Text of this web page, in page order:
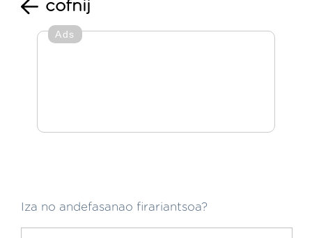
cofnij
Ads
Iza no andefasanao firariantsoa?